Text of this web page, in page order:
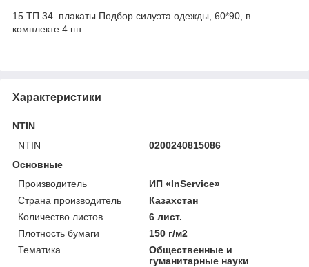
15.ТП.34. плакаты Подбор силуэта одежды, 60*90, в
комплекте 4 шт
Характеристики
NTIN
NTIN
0200240815086
Основные
Производитель
ИП «InService»
Страна производитель
Казахстан
Количество листов
6 лист.
Плотность бумаги
150 г/м2
Тематика
Общественные и
гуманитарные науки